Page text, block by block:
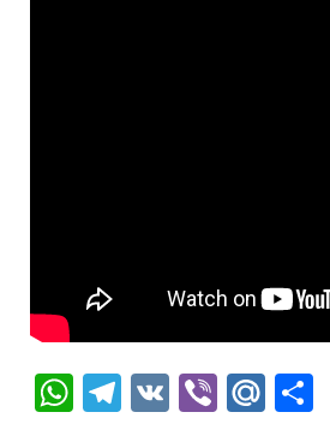
WhatsApp
Telegram
VK Viber